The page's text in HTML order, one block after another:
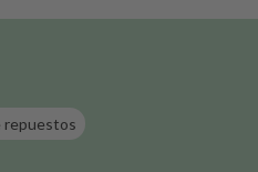
repuestos